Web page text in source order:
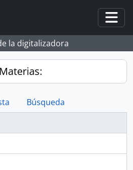
la digitalizadora
Materias:
Búsqueda